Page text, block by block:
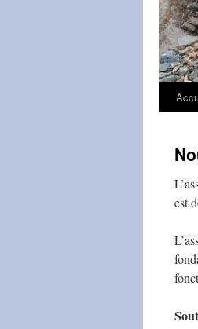
est